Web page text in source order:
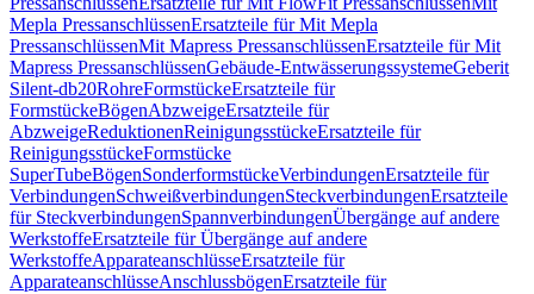
Mepla PressanschlüssenErsatzteile für Mit Mepla
PressanschlüssenMit Mapress PressanschlüssenErsatzteile für Mit
Mapress PressanschlüssenGebäude-EntwässerungssystemeGeberit
Silent-db20RohreFormstückeErsatzteile für
FormstückeBögenAbzweigeErsatzteile für
AbzweigeReduktionenReinigungsstückeErsatzteile für
ReinigungsstückeFormstücke
SuperTubeBögenSonderformstückeVerbindungenErsatzteile für
VerbindungenSchweißverbindungenSteckverbindungenErsatzteile
für SteckverbindungenSpannverbindungenÜbergänge auf andere
WerkstoffeErsatzteile für Übergänge auf andere
WerkstoffeApparateanschlüsseErsatzteile für
ApparateanschlüsseAnschlussbögenErsatzteile für